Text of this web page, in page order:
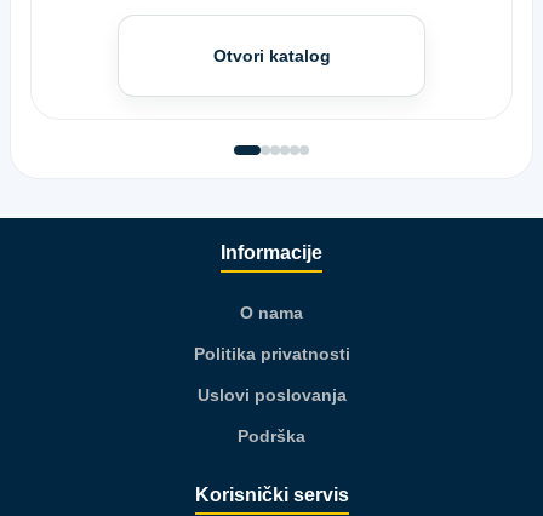
Otvori katalog
Informacije
O nama
Politika privatnosti
Uslovi poslovanja
Podrška
Korisnički servis